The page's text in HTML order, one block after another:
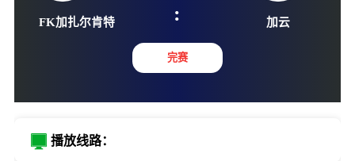
FK加扎尔肯特 :
播放线路：